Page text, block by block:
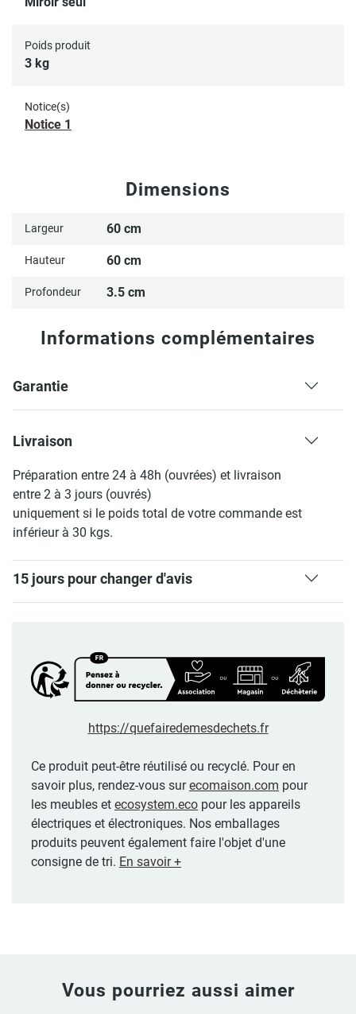
Poids produit
3 kg
Notice(s)
Notice 1
Dimensions
Largeur 60 cm
Hauteur 60 cm
Profondeur 3.5 cm
Informations complémentaires
Garantie
Livraison
Préparation entre 24 à 48h (ouvrées) et livraison
entre 2 à 3 jours (ouvrés)
uniquement si le poids total de votre commande est
inférieur à 30 kgs.
15 jours pour changer d'avis
https://quefairedemesdechets.fr
Ce produit peut-être réutilisé ou recyclé. Pour en
savoir plus, rendez-vous surecomaison.com pour
les meubles et ecosystem.eco pour les appareils
électriques et électroniques. Nos emballages
produits peuvent également faire l'objet d'une
consigne de tri. En savoir +
Vous pourriez aussi aimer